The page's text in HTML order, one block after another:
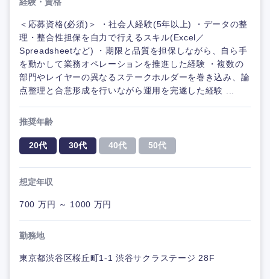
＜応募資格(必須)＞ ・社会人経験(5年以上) ・データの整
理・整合性担保を自力で行えるスキル(Excel／
Spreadsheetなど) ・期限と品質を担保しながら、自ら手
を動かして業務オペレーションを推進した経験 ・複数の
部門やレイヤーの異なるステークホルダーを巻き込み、論
点整理と合意形成を行いながら運用を完遂した経験 ...
推奨年齢
20代 30代 40代 50代
想定年収
700 万円 ～ 1000 万円
勤務地
東京都渋谷区桜丘町1-1 渋谷サクラステージ 28F